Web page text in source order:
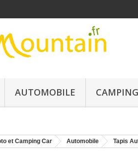
AUTOMOBILE
et Camping Car Automobile Tapis